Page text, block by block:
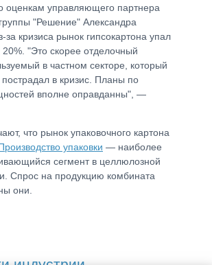
оценкам управляющего партнера
"Решение" Александра
за кризиса рынок гипсокартона упал
"Это скорее отделочный
в частном секторе, который
в кризис. Планы по
вполне оправданны", —
что рынок упаковочного картона
упаковки — наиболее
сегмент в целлюлозной
Спрос на продукцию комбината
они.